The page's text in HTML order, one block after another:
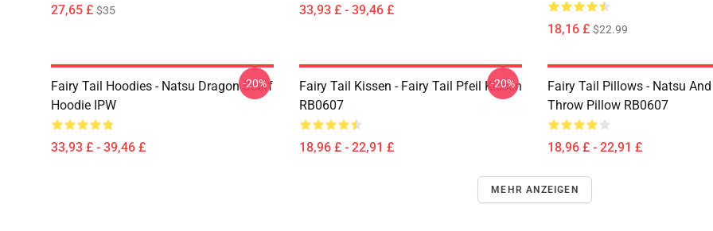
27,65 £ $35 33,93 £ - 39,46 £
18,16 £ $22.99
Fairy Tail Hoodies - Natsu Dragon Scarf
Hoodie IPW
33,93 £ - 39,46 £
-20%
Fairy Tail Kissen - Fairy Tail Pfeil Kissen
RB0607
18,96 £ - 22,91 £
-20%
Fairy Tail Pillows - Natsu
Throw Pillow RB0607
18,96 £ - 22,91 £
MEHR ANZEIGEN